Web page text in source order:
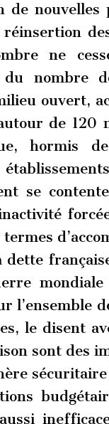
de
réinsertion
ne
du nombre
ouvert,
de 120
hormis
se
dette
l’ensemble
le disent
sont des